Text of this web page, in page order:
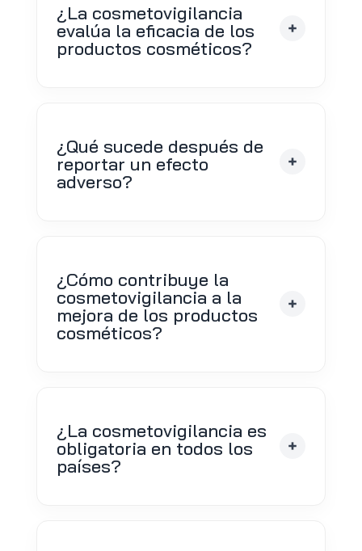
¿La cosmetovigilancia
evalúa la eficacia de los
productos cosméticos?
¿Qué sucede después de
reportar un efecto
adverso?
¿Cómo contribuye la
cosmetovigilancia a la
mejora de los productos
cosméticos?
¿La cosmetovigilancia es
obligatoria en todos los
países?